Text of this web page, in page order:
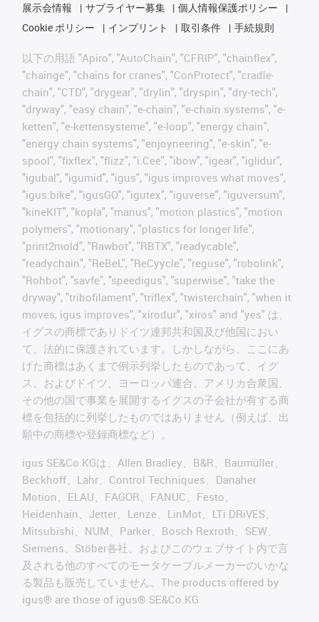
展示会情報
サプライヤー募集
個人情報保護ポリシー
Cookie ポリシー
インプリント 取引条件 手続規則
以下の用語 "Apiro", "AutoChain", "CFRIP", "chainflex",
"chainge", "chains for cranes", "ConProtect", "cradle-
chain", "CTD", "drygear", "drylin", "dryspin", "dry-tech",
"dryway", "easy chain", "e-chain", "e-chain systems", "e-
ketten", "e-kettensysteme", "e-loop", "energy chain",
"energy chain systems", "enjoyneering", "e-skin", "e-
spool", "fixflex", "flizz", "i.Cee", "ibow", "igear", "iglidur",
"igubal", "igumid", "igus", "igus improves what moves",
"igus:bike", "igusGO", "igutex", "iguverse", "iguversum",
"kineKIT", "kopla", "manus", "motion plastics", "motion
polymers", "motionary", "plastics for longer life",
"print2mold", "Rawbot", "RBTX", "readycable",
"readychain", "ReBeL", "ReCyycle", "reguse", "robolink",
"Rohbot", "savfe", "speedigus", "superwise", "take the
dryway", "tribofilament", "triflex", "twisterchain", "when it
moves, igus improves", "xirodur", "xiros" and "yes" は、
イグスの商標でありドイツ連邦共和国及び他国におい
て、法的に保護されています。しかしながら、ここにあ
げた商標はあくまで例示列挙したものであって、イグ
ス、およびドイツ、ヨーロッパ連合、アメリカ合衆国、
その他の国で事業を展開するイグスの子会社が有する商
標を包括的に列挙したものではありません（例えば、出
願中の商標や登録商標など）。
igus SE&Co.KGは、Allen Bradley、B&R、Baumüller、
Beckhoff、Lahr、Control Techniques、Danaher
Motion、ELAU、FAGOR、FANUC、Festo、
Heidenhain、Jetter、Lenze、LinMot、LTi DRiVES、
Mitsubishi、NUM、Parker、Bosch Rexroth、SEW、
Siemens、Stöber各社、およびこのウェブサイト内で言
及される他のすべてのモータケーブルメーカーのいかな
る製品も販売していません。The products offered by
igus® are those of igus® SE&Co.KG